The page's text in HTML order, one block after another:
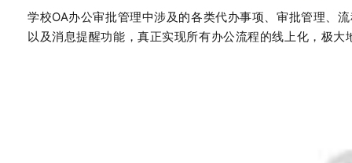
学校OA办公审批管理中涉及的各类代办事项、审批管理、
以及消息提醒功能，真正实现所有办公流程的线上化，极